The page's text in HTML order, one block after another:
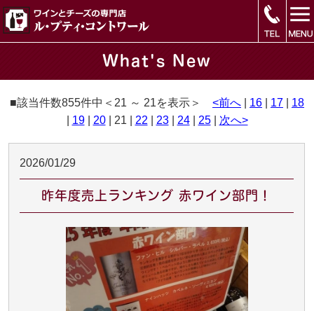
What's New
■該当件数855件中＜21 ～ 21を表示＞ <前へ 16 17
18
19| 20| 21 | 22 23| 24| 25| 次へ>
2026/01/29
昨年度売上ランキング 赤ワイン部門！